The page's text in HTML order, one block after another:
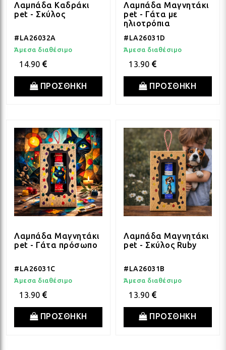
Λαμπάδα Καδράκι
pet - Σκύλος
#LA26032A
Άμεσα διαθέσιμο
14.90
ΠΡΟΣΘΗΚΗ
Λαμπάδα Μαγνητάκι
pet - Γάτα με
ηλιοτρόπια
#LA26031D
Άμεσα διαθέσιμο
13.90
ΠΡΟΣΘΗΚΗ
Λαμπάδα Μαγνητάκι
pet - Γάτα πρόσωπο
#LA26031C
Άμεσα διαθέσιμο
13.90
ΠΡΟΣΘΗΚΗ
Λαμπάδα Μαγνητάκι
pet - Σκύλος Ruby
#LA26031B
Άμεσα διαθέσιμο
13.90
ΠΡΟΣΘΗΚΗ